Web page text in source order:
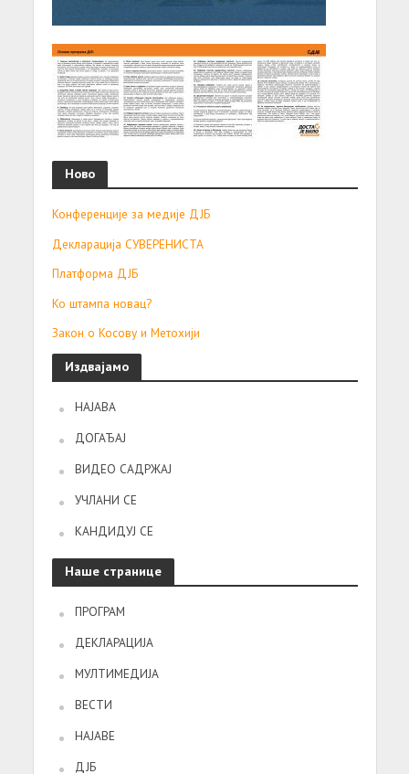
Ново
Конференције за медије ДЈБ
Декларација СУВЕРЕНИСТА
Платформа ДЈБ
Ко штампа новац?
Закон о Косову и Метохији
Издвајамо
НАЈАВА
ДОГАЂАЈ
ВИДЕО САДРЖАЈ
УЧЛАНИ СЕ
КАНДИДУЈ СЕ
Наше странице
ПРОГРАМ
ДЕКЛАРАЦИЈА
МУЛТИМЕДИЈА
ВЕСТИ
НАЈАВЕ
ДЈБ